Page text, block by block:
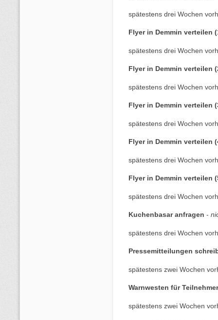
spätestens drei Wochen
Flyer in Demmin verteilen
spätestens drei Wochen
Flyer in Demmin verteilen
spätestens drei Wochen
Flyer in Demmin verteilen
spätestens drei Wochen
Flyer in Demmin verteilen
spätestens drei Wochen
Flyer in Demmin verteilen
spätestens drei Wochen
Kuchenbasar anfragen -
spätestens drei Wochen
Pressemitteilungen
spätestens zwei Wochen
Warnwesten für
spätestens zwei Wochen